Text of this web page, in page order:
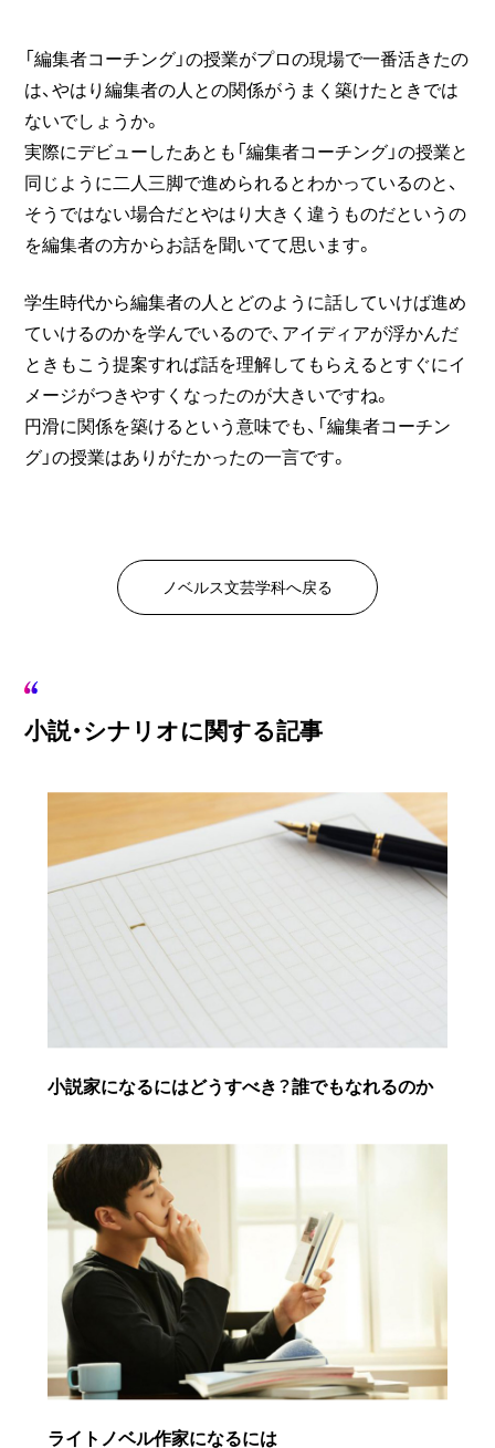
「編集者コーチング」の授業がプロの現場で一番活きたの
は、やはり編集者の人との関係がうまく築けたときでは
ないでしょうか。
実際にデビューしたあとも「編集者コーチング」の授業と
同じように二人三脚で進められるとわかっているのと、
そうではない場合だとやはり大きく違うものだというの
を編集者の方からお話を聞いてて思います。
学生時代から編集者の人とどのように話していけば進め
ていけるのかを学んでいるので、アイディアが浮かんだ
ときもこう提案すれば話を理解してもらえるとすぐにイ
メージがつきやすくなったのが大きいですね。
円滑に関係を築けるという意味でも、「編集者コーチン
グ」の授業はありがたかったの一言です。
ノベルス文芸学科へ戻る
小説・シナリオに関する記事
小説家になるにはどうすべき？誰でもなれるのか
ライトノベル作家になるには